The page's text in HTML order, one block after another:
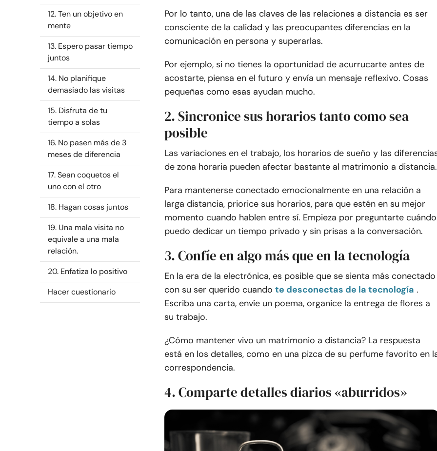
12. Ten un objetivo en
mente
13. Espero pasar tiempo
juntos
14. No planifique
demasiado las visitas
15. Disfruta de tu
tiempo a solas
16. No pasen más de 3
meses de diferencia
17. Sean coquetos el
uno con el otro
18. Hagan cosas juntos
19. Una mala visita no
equivale a una mala
relación.
20. Enfatiza lo positivo
Hacer cuestionario
Por lo tanto, una de las claves de las relaciones a distancia es ser
consciente de la calidad y las preocupantes diferencias en la
comunicación en persona y superarlas.
Por ejemplo, si no tienes la oportunidad de acurrucarte antes de
acostarte, piensa en el futuro y envía un mensaje reflexivo. Cosas
pequeñas como esas ayudan mucho.
2. Sincronice sus horarios tanto como sea
posible
Las variaciones en el trabajo, los horarios de sueño y las
de zona horaria pueden afectar bastante al matrimonio a distancia.
Para mantenerse conectado emocionalmente en una relación a
larga distancia, priorice sus horarios, para que estén en su mejor
momento cuando hablen entre sí. Empieza por preguntarte cuándo
puedo dedicar un tiempo privado y sin prisas a la conversación.
3. Confíe en algo más que en la tecnología
En la era de la electrónica, es posible que se sienta más conectado
con su ser querido cuando te desconectas de la tecnología .
Escriba una carta, envíe un poema, organice la entrega de flores a
su trabajo.
¿Cómo mantener vivo un matrimonio a distancia? La respuesta
está en los detalles, como en una pizca de su perfume favorito en
correspondencia.
4. Comparte detalles diarios «aburridos»